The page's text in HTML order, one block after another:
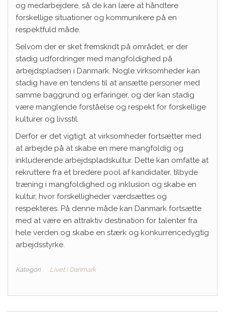
og medarbejdere, så de kan lære at håndtere
forskellige situationer og kommunikere på en
respektfuld måde.
Selvom der er sket fremskridt på området, er der
stadig udfordringer med mangfoldighed på
arbejdspladsen i Danmark. Nogle virksomheder kan
stadig have en tendens til at ansætte personer med
samme baggrund og erfaringer, og der kan stadig
være manglende forståelse og respekt for forskellige
kulturer og livsstil.
Derfor er det vigtigt, at virksomheder fortsætter med
at arbejde på at skabe en mere mangfoldig og
inkluderende arbejdspladskultur. Dette kan omfatte at
rekruttere fra et bredere pool af kandidater, tilbyde
træning i mangfoldighed og inklusion og skabe en
kultur, hvor forskelligheder værdsættes og
respekteres. På denne måde kan Danmark fortsætte
med at være en attraktiv destination for talenter fra
hele verden og skabe en stærk og konkurrencedygtig
arbejdsstyrke.
Kategori Livet i Danmark